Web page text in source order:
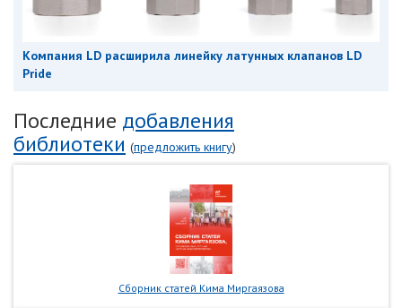
Компания LD расширила линейку латунных клапанов LD
Pride
Последние добавления
библиотеки (предложить книгу)
Сборник статей Кима Миргаязова